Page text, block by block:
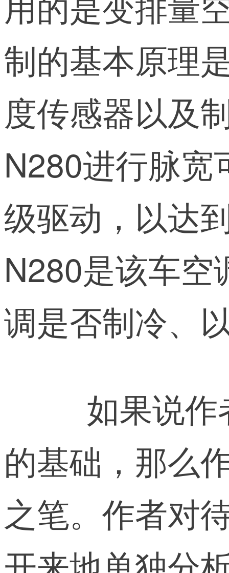
制的基本原理
度传感器以及
N280进行脉宽
级驱动，以达
N280是该车空
调是否制冷、
如果说
的基础，那么
之笔。作者对